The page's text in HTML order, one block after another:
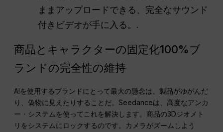
ままアップロードできる、完全なサウンド
付きビデオが手に入る。.
商品とキャラクターの固定化100%ブ
ランドの完全性の維持
AIを使用するブランドにとって最大の懸念は、製品がゆがんだ
り、偽物に見えたりすることだ。Seedanceは、高度なアンカ
ー・システムを使ってこれを解決します。商品の3Dジオメト
リをシステムにロックするのです。カメラがズームしよう